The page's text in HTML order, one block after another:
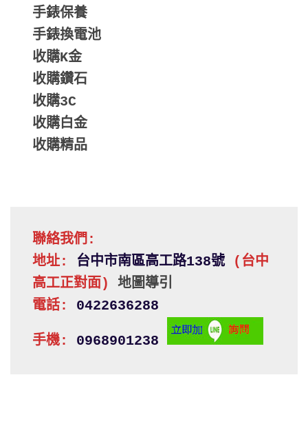
手錶保養
手錶換電池
收購K金
收購鑽石
收購3C
收購白金
收購精品
聯絡我們:
地址: 台中市南區高工路138號
(台中
高工正對面)
地圖導引
電話:
0422636288
手機: 0968901238